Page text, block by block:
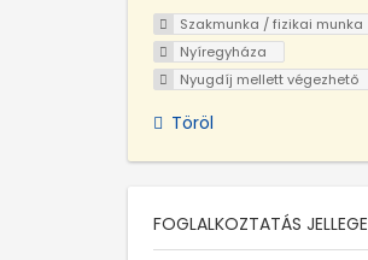
Szakmunka / fizikai munka
Nyíregyháza
Nyugdíj mellett végezhető
Töröl
FOGLALKOZTATÁS JELLEGE